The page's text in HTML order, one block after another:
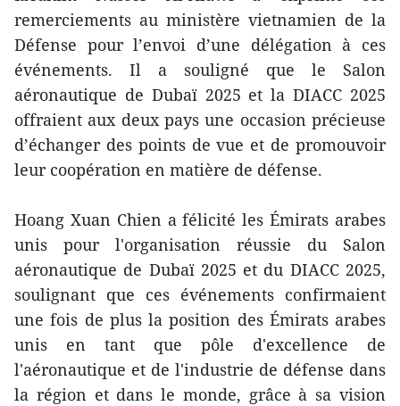
remerciements au ministère vietnamien de la
Défense pour l’envoi d’une délégation à ces
événements. Il a souligné que le Salon
aéronautique de Dubaï 2025 et la DIACC 2025
offraient aux deux pays une occasion précieuse
d’échanger des points de vue et de promouvoir
leur coopération en matière de défense.
Hoang Xuan Chien a félicité les Émirats arabes
unis pour l'organisation réussie du Salon
aéronautique de Dubaï 2025 et du DIACC 2025,
soulignant que ces événements confirmaient
une fois de plus la position des Émirats arabes
unis en tant que pôle d'excellence de
l'aéronautique et de l'industrie de défense dans
la région et dans le monde, grâce à sa vision